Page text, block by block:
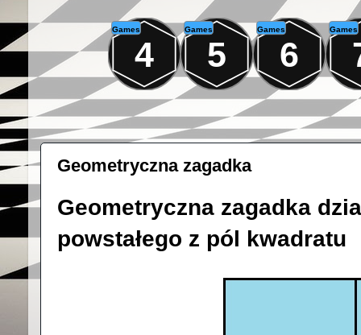
Games
4
Games
5
Games
6
Games
Geometryczna zagadka
Geometryczna zagadka
powstałego z pól kwadratu